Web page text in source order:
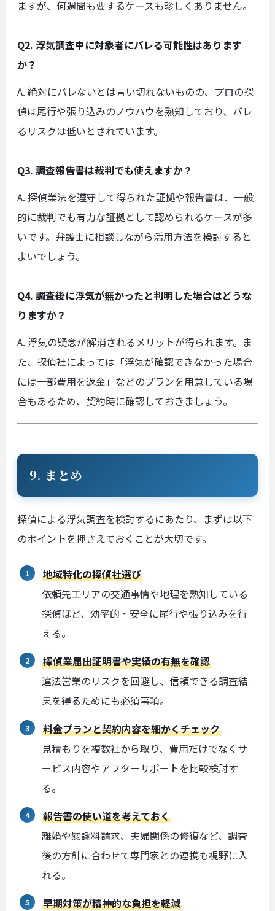
ますが、何週間も要するケースも珍しくありません。
Q2. 浮気調査中に対象者にバレる可能性はあります
か？
A. 絶対にバレないとは言い切れないものの、プロの探
偵は尾行や張り込みのノウハウを熟知しており、バレ
るリスクは低いとされています。
Q3. 調査報告書は裁判でも使えますか？
A. 探偵業法を遵守して得られた証拠や報告書は、一般
的に裁判でも有力な証拠として認められるケースが多
いです。弁護士に相談しながら活用方法を検討すると
よいでしょう。
Q4. 調査後に浮気が無かったと判明した場合はどうな
りますか？
A. 浮気の疑念が解消されるメリットが得られます。ま
た、探偵社によっては「浮気が確認できなかった場合
には一部費用を返金」などのプランを用意している場
合もあるため、契約時に確認しておきましょう。
9. まとめ
探偵による浮気調査を検討するにあたり、まずは以下
のポイントを押さえておくことが大切です。
地域特化の探偵社選び
依頼先エリアの交通事情や地理を熟知している
探偵ほど、効率的・安全に尾行や張り込みを行
える。
探偵業届出証明書や実績の有無を確認
違法営業のリスクを回避し、信頼できる調査結
果を得るためにも必須事項。
料金プランと契約内容を細かくチェック
見積もりを複数社から取り、費用だけでなくサ
ービス内容やアフターサポートを比較検討す
る。
報告書の使い道を考えておく
離婚や慰謝料請求、夫婦関係の修復など、調査
後の方針に合わせて専門家との連携も視野に入
れる。
早期対策が精神的な負担を軽減